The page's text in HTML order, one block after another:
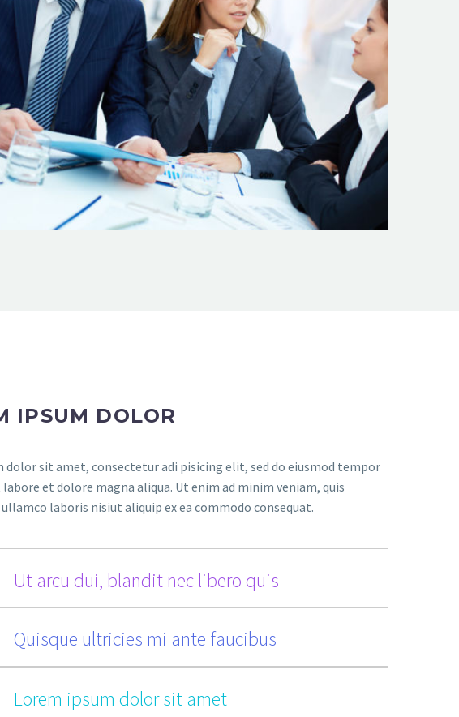
IPSUM DOLOR
dolor sit amet, consectetur adi pisicing elit, sed do eiusmod tempor
et dolore magna aliqua. Ut enim ad minim veniam, quis
laboris nisiut aliquip ex ea commodo consequat.
Ut arcu dui, blandit nec libero quis
Quisque ultricies mi ante faucibus
Lorem ipsum dolor sit amet